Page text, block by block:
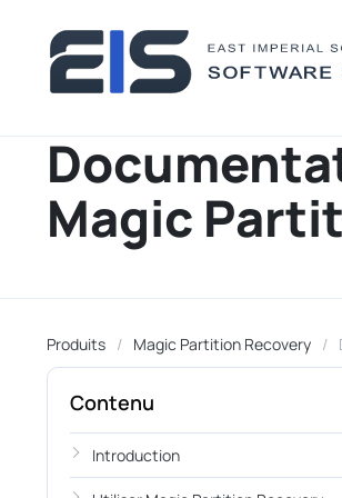
Magic
Produits Magic Partition Recovery
Contenu
Introduction